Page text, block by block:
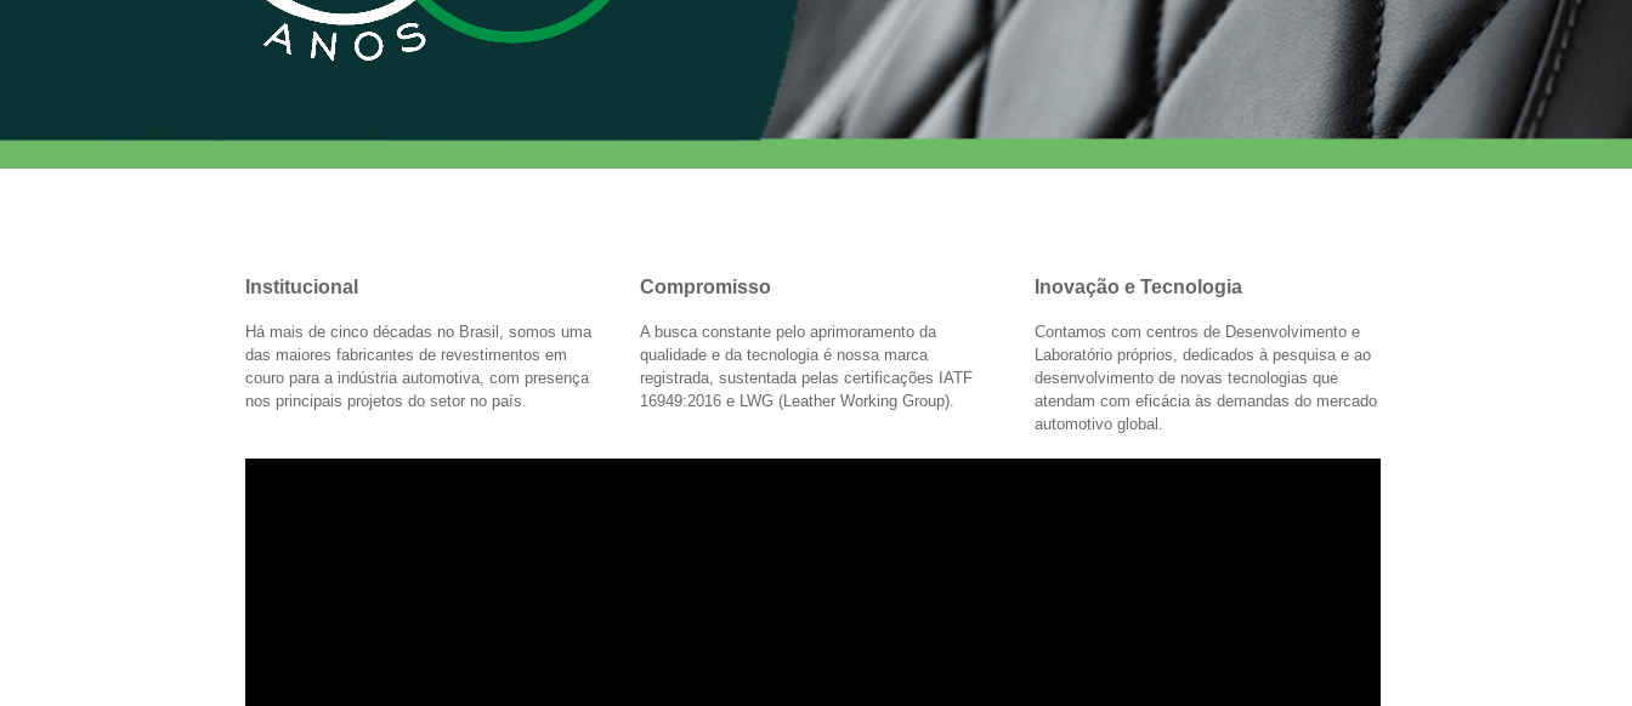
Institucional
Há mais de cinco décadas no Brasil, somos uma
das maiores fabricantes de revestimentos em
couro para a indústria automotiva, com presença
nos principais projetos do setor no país.
Compromisso
A busca constante pelo aprimoramento da
qualidade e da tecnologia é nossa marca
registrada, sustentada pelas certificações IATF
16949:2016 e LWG (Leather Working Group).
Inovação e Tecnologia
Contamos com centros de Desenvolvimento e
Laboratório próprios, dedicados à pesquisa e ao
desenvolvimento de novas tecnologias que
atendam com eficácia às demandas do mercado
automotivo global.